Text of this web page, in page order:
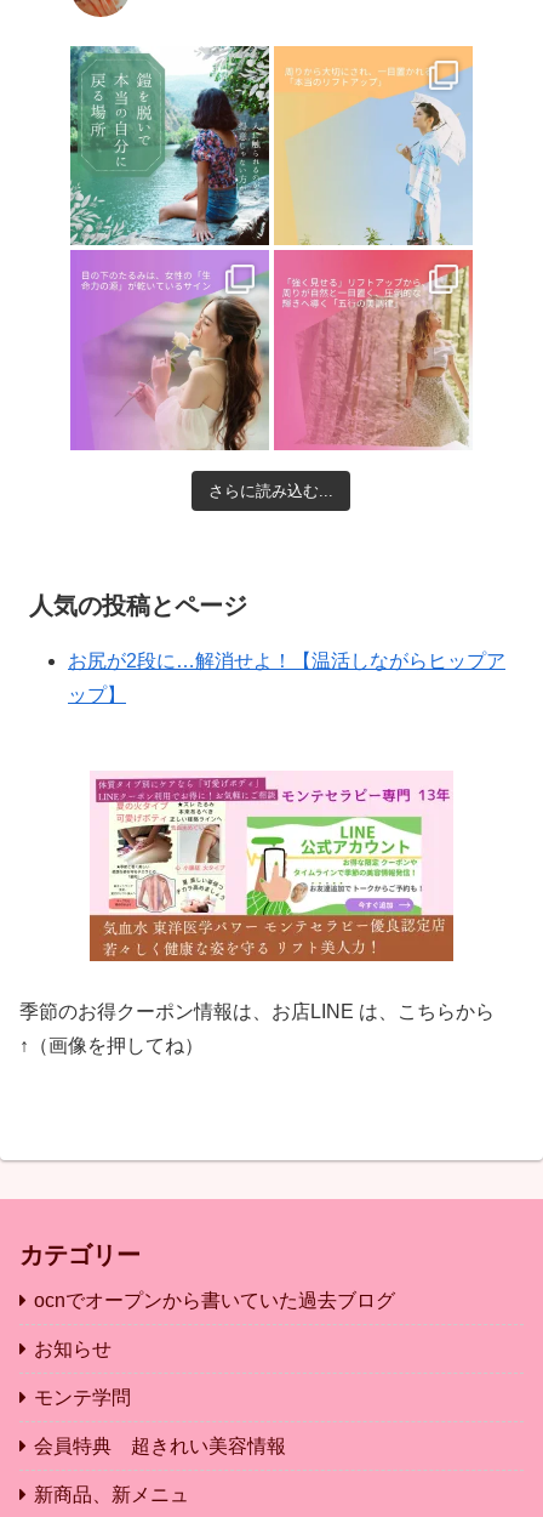
さらに読み込む...
人気の投稿とページ
お尻が2段に…解消せよ！【温活しながらヒップア
ップ】
季節のお得クーポン情報は、お店LINE は、こちらから
↑（画像を押してね）
カテゴリー
ocnでオープンから書いていた過去ブログ
お知らせ
モンテ学問
会員特典 超きれい美容情報
新商品、新メニュ